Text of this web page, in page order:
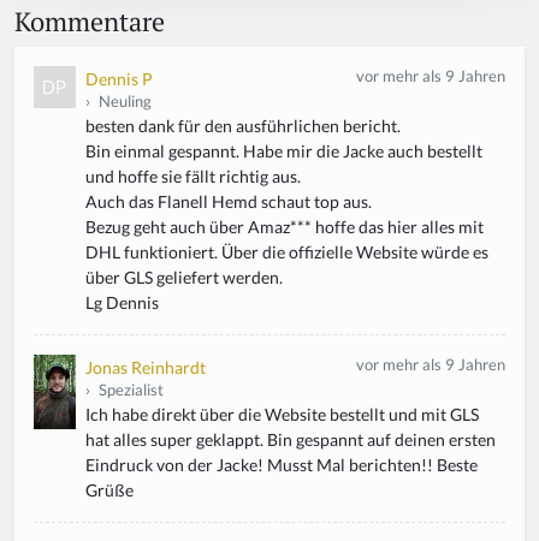
Kommentare
Dennis P
› Neuling
vor mehr als 9 Jahren
besten dank für den ausführlichen bericht.
Bin einmal gespannt. Habe mir die Jacke auch bestellt
und hoffe sie fällt richtig aus.
Auch das Flanell Hemd schaut top aus.
Bezug geht auch über Amaz*** hoffe das hier alles mit
DHL funktioniert. Über die offizielle Website würde es
über GLS geliefert werden.
Lg Dennis
Jonas Reinhardt
› Spezialist
vor mehr als 9 Jahren
Ich habe direkt über die Website bestellt und mit GLS
hat alles super geklappt. Bin gespannt auf deinen ersten
Eindruck von der Jacke! Musst Mal berichten!! Beste
Grüße